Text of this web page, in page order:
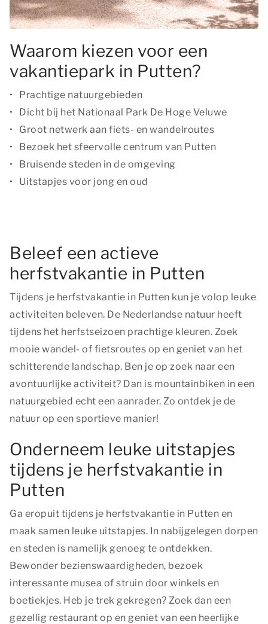
Waarom kiezen voor een
vakantiepark in Putten?
Prachtige natuurgebieden
Dicht bij het Nationaal Park De Hoge Veluwe
Groot netwerk aan fiets- en wandelroutes
Bezoek het sfeervolle centrum van Putten
Bruisende steden in de omgeving
Uitstapjes voor jong en oud
Beleef een actieve
herfstvakantie in Putten
Tijdens je herfstvakantie in Putten kun je volop leuke
activiteiten beleven. De Nederlandse natuur heeft
tijdens het herfstseizoen prachtige kleuren. Zoek
mooie wandel- of fietsroutes op en geniet van het
schitterende landschap. Ben je op zoek naar een
avontuurlijke activiteit? Dan is mountainbiken in een
natuurgebied echt een aanrader. Zo ontdek je de
natuur op een sportieve manier!
Onderneem leuke uitstapjes
tijdens je herfstvakantie in
Putten
Ga eropuit tijdens je herfstvakantie in Putten en
maak samen leuke uitstapjes. In nabijgelegen dorpen
en steden is namelijk genoeg te ontdekken.
Bewonder bezienswaardigheden, bezoek
interessante musea of struin door winkels en
boetiekjes. Heb je trek gekregen? Zoek dan een
gezellig restaurant op en geniet van een heerlijke